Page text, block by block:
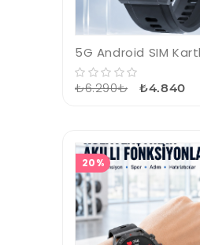
₺6.290₺ ₺4.840
20%